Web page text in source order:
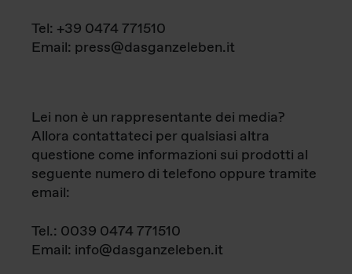
Tel: +39 0474 771510
Email: press@dasganzeleben.it
Lei non è un rappresentante dei media?
Allora contattateci per qualsiasi altra
questione come informazioni sui prodotti al
seguente numero di telefono oppure tramite
email:
Tel.: 0039 0474 771510
Email: info@dasganzeleben.it